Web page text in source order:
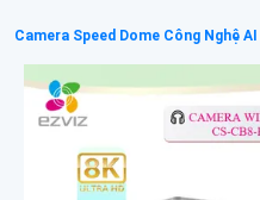
Camera Speed Dome Công Nghệ AI